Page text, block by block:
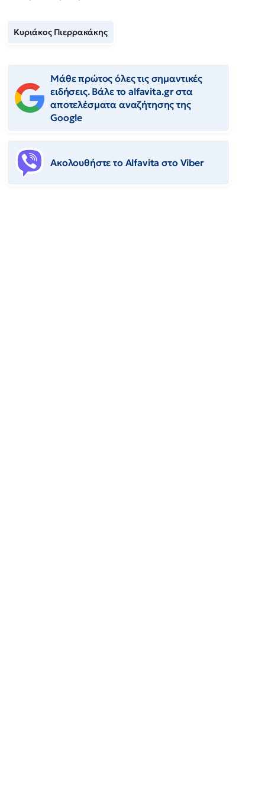
Κυριάκος Πιερρακάκης
Μάθε πρώτος όλες τις σημαντικές
ειδήσεις. Βάλε το alfavita.gr στα
αποτελέσματα αναζήτησης της
Google
Ακολουθήστε το Αlfavita στο Viber